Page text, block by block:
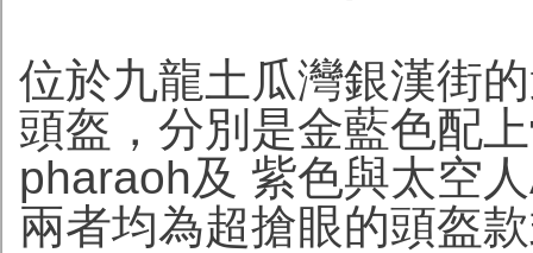
位於九龍土瓜灣銀漢街
頭盔，分別是金藍色配
pharaoh及 紫色與太空
兩者均為超搶眼的頭盔